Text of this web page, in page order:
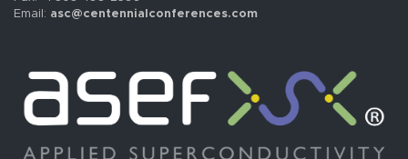
Email: asc@centennialconferences.com